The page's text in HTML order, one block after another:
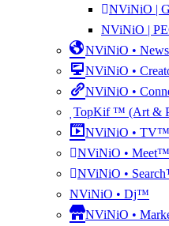
NViNiO |
NViNiO |
NViNiO •
NViNiO •
NViNiO •
TopKif ™ (Art &
NViNiO • TV™
NViNiO • Meet™
NViNiO •
NViNiO • Dj™
NViNiO •